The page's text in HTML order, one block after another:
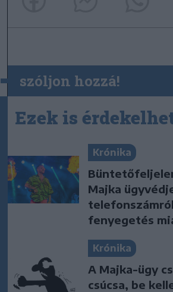
szóljon hozzá!
Ezek is
Krónika
Majka
fenyegetés
Krónika
A Majka-ügy
csúcsa, be